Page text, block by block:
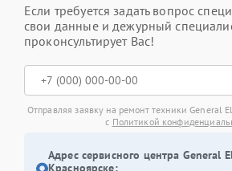
Если требуется задать вопрос
свои данные и дежурный
проконсультирует Вас!
Отправляя заявку на ремонт техники General
с Политикой
Адрес сервисного центра General
Красноярске: